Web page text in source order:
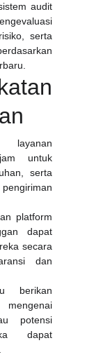
audit
serta
layanan
untuk
serta
platform
dapat
secara
dan
berikan
potensi
dapat